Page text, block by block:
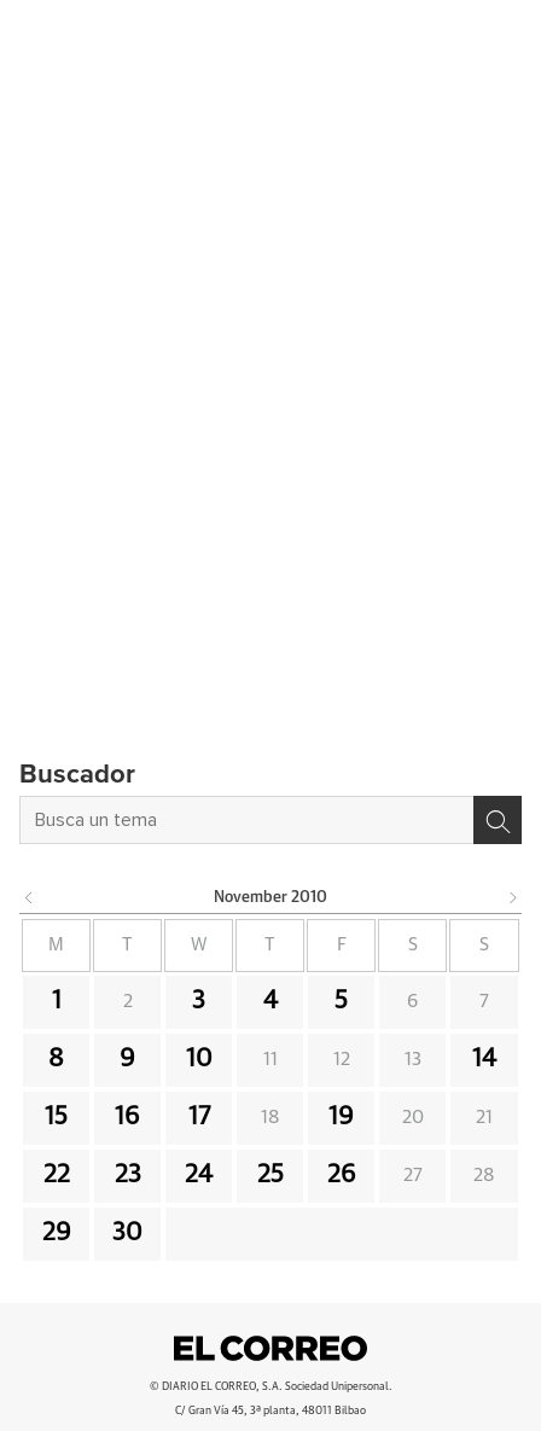
Buscador
November 2010
M W F S S
1 2 3 4 5 6 7
8 9 10 11 12 13 14
15 16 17 18 19 20 21
22 23 24 25 26 27 28
29 30
© DIARIO EL CORREO, S.A. Sociedad Unipersonal.
C/ Gran Vía 45, 3ª planta, 48011 Bilbao